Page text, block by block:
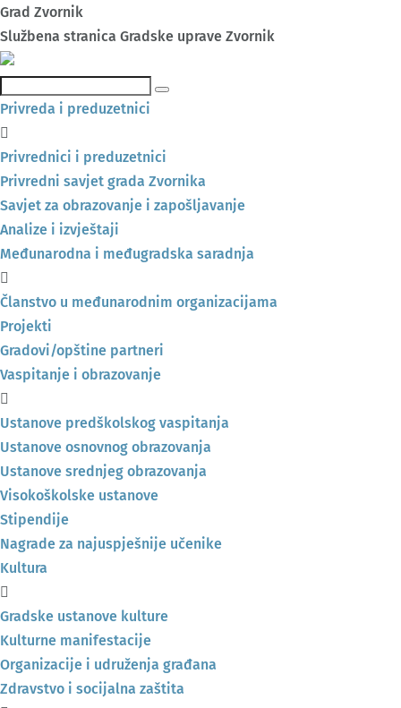
Grad Zvornik
Službena stranica Gradske uprave Zvornik
Pretraga
Privreda i preduzetnici
Privrednici i preduzetnici
Privredni savjet grada Zvornika
Savjet za obrazovanje i zapošljavanje
Analize i izvještaji
Međunarodna i međugradska saradnja
Članstvo u međunarodnim organizacijama
Projekti
Gradovi/opštine partneri
Vaspitanje i obrazovanje
Ustanove predškolskog vaspitanja
Ustanove osnovnog obrazovanja
Ustanove srednjeg obrazovanja
Visokoškolske ustanove
Stipendije
Nagrade za najuspješnije učenike
Kultura
Gradske ustanove kulture
Kulturne manifestacije
Organizacije i udruženja građana
Zdravstvo i socijalna zaštita